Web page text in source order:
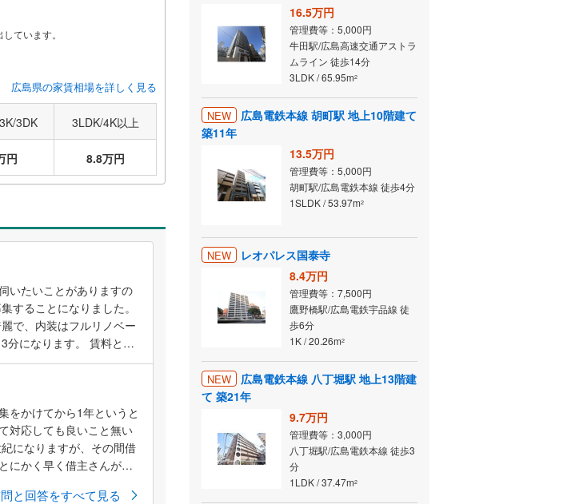
ています。
広島県の家賃相場を詳しく見る
3DK 3LDK/4K以上
円 8.8万円
いたいことがありますの
することになりました。
で、内装はフルリノベー
分になります。 賃料とし
るぐらいですが、今現在
で、賃貸をされている方
ば募集賃料を見直してま
周辺の相場とどのように
·募集する不動産を1つな
のように対応している
てなので、諸々ご経験や
をかけてから1年というと
対応しても良いこと無い
になりますが、その間借
にかく早く借主さんが見
と回答をすべて見る
16.5万円
管理費等：5,000円
牛田駅/広島高速交通アストラ
ムライン 徒歩14分
3LDK / 65.95m2
NEW
広島電鉄本線 胡町駅 地上10階建て
築11年
13.5万円
管理費等：5,000円
胡町駅/広島電鉄本線 徒歩4分
1SLDK / 53.97m2
NEW
レオパレス国泰寺
8.4万円
管理費等：7,500円
鷹野橋駅/広島電鉄宇品線 徒
歩6分
1K / 20.26m2
NEW
広島電鉄本線 八丁堀駅 地上13階建
て 築21年
9.7万円
管理費等：3,000円
八丁堀駅/広島電鉄本線 徒歩3
分
1LDK / 37.47m2